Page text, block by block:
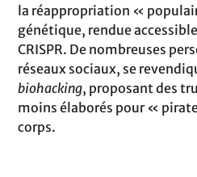
la réappropriation «
génétique, rendue
CRISPR. De nombreuses
réseaux sociaux, se
biohacking, proposant des
moins élaborés pour «
corps.